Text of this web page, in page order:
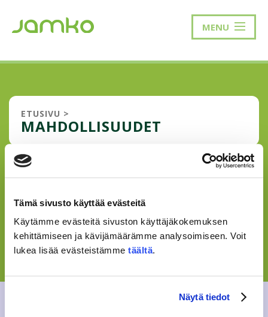
Tämä sivusto käyttää evästeitä
Käytämme evästeitä sivuston käyttäjäkokemuksen
kehittämiseen ja kävijämäärämme analysoimiseen. Voit
lukea lisää evästeistämme täältä.
Näytä tiedot
MENU
ETUSIVU >
MAHDOLLISUUDET
SYKSY ON TULLUT TALOON
Hellurei! Elokuu alkaa olla jo lopussa ja pikkuhiljaa
viikolla 1000 uutta opiskelijaa vilistävät ympäri neljää
kampustamme. Myös monimuoto-opiskelijoitamme
ympäri Suomen tuli käymään orientaa...
BLOGI
27.8.2017